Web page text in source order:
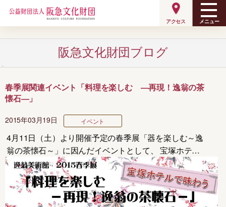
アクセス メニュー
阪急文化財団ブログ
春季展関連イベント「料理を楽しむ ―再現！逸翁の茶
懐石―」
2015年03月19日 イベント
4月11日（土）より開催予定の春季展「器を楽しむ～逸
翁の茶懐石～」に因んだイベントとして、 宝塚ホテル
さんの全面御協力により、「料理を楽しむ ―再現！
逸翁の茶懐石―」を開催します。 4月25日…